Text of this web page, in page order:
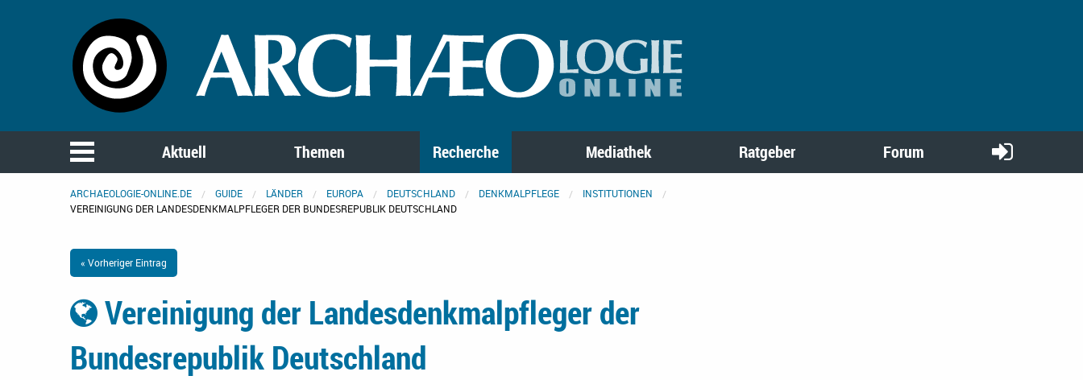
Aktuell Themen Recherche Mediathek Ratgeber Forum
ARCHAEOLOGIE-ONLINE.DE GUIDE LÄNDER EUROPA DEUTSCHLAND DENKMALPFLEGE
INSTITUTIONEN
VEREINIGUNG DER LANDESDENKMALPFLEGER DER BUNDESREPUBLIK DEUTSCHLAND
« Vorheriger Eintrag
Vereinigung der Landesdenkmalpfleger der
Bundesrepublik Deutschland